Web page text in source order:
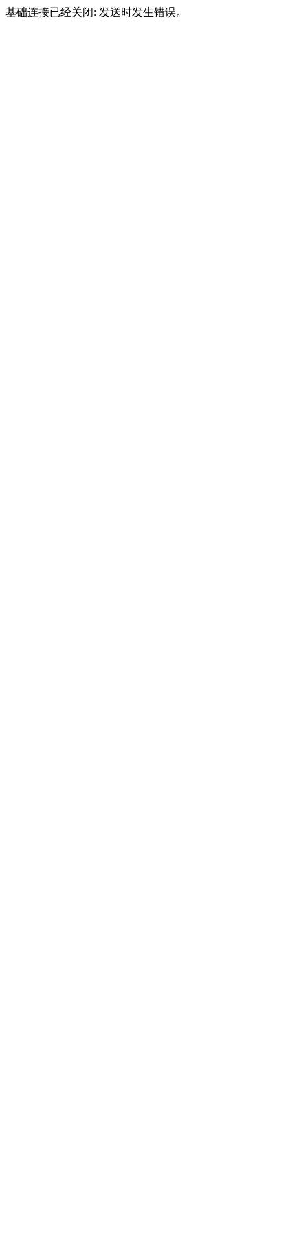
基础连接已经关闭: 发送时发生错误。